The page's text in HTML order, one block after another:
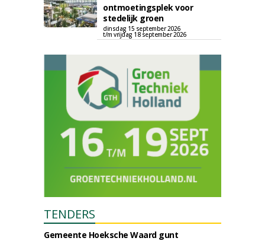
ontmoetingsplek voor
stedelijk groen
dinsdag 15 september 2026
t/m vrijdag 18 september 2026
TENDERS
Gemeente Hoeksche Waard gunt